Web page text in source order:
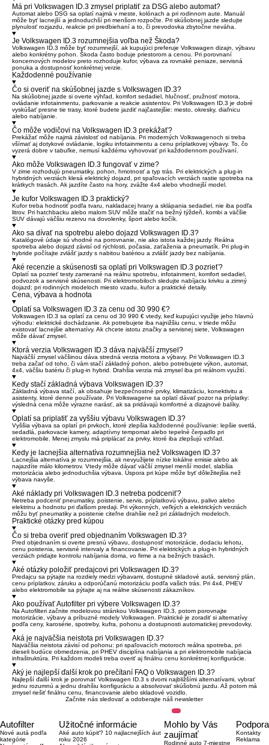
Má pri Volkswagen ID.3 zmysel priplatiť za DSG alebo automat?
Automat alebo DSG sa oplatí najmä v meste, kolónach a pri rodinnom aute. Manuál
môže byť lacnejší a jednoduchší pri menšom rozpočte. Pri skúšobnej jazde sledujte
plynulosť rozjazdu, reakcie pri predbiehaní a to, či prevodovka zbytočne neváha.
Je Volkswagen ID.3 rozumnejšia voľba než Škoda?
Volkswagen ID.3 môže byť rozumnejší, ak kupujúci preferuje Volkswagen dizajn, výbavu
alebo konkrétny pohon. Škoda často boduje priestorom a cenou. Pri porovnaní
koncernových modelov preto rozhoduje kufor, výbava za rovnaké peniaze, servisná
ponuka a dostupnosť konkrétnej verzie.
Každodenné používanie
Čo si overiť na skúšobnej jazde s Volkswagen ID.3?
Na skúšobnej jazde si overte výhľad, komfort sedadiel, hlučnosť, pružnosť motora,
ovládanie infotainmentu, parkovanie a reakcie asistentov. Pri Volkswagen ID.3 je dobré
vyskúšať presne tie trasy, ktoré budete jazdiť najčastejšie: mesto, okresky, diaľnicu
alebo nabíjanie.
Čo môže vodičovi na Volkswagen ID.3 prekážať?
Prekážať môže najmä závislosť od nabíjania. Pri moderných Volkswagenoch si treba
všímať aj dotykové ovládanie, logiku infotainmentu a cenu príplatkovej výbavy. To, čo
vyzerá dobre v tabuľke, nemusí každému vyhovovať pri každodennom používaní.
Ako môže Volkswagen ID.3 fungovať v zime?
V zime rozhodujú pneumatiky, pohon, hmotnosť a typ trás. Pri elektrických a plug-in
hybridných verziách klesá elektrický dojazd, pri spaľovacích verziách rastie spotreba na
krátkych trasách. Ak jazdíte často na hory, zvážte 4x4 alebo vhodnejší model.
Je kufor Volkswagen ID.3 praktický?
Kufor treba hodnotiť podľa tvaru, nakladacej hrany a sklápania sedadiel, nie iba podľa
litrov. Pri hatchbacku alebo malom SUV môže stačiť na bežný týždeň, kombi a väčšie
SUV dávajú väčšiu rezervu na dovolenky, šport alebo kočík.
Ako sa dívať na spotrebu alebo dojazd Volkswagen ID.3?
Katalógové údaje sú vhodné na porovnanie, nie ako istota každej jazdy. Reálna
spotreba alebo dojazd závisí od rýchlosti, počasia, zaťaženia a pneumatík. Pri plug-in
hybride počítajte zvlášť jazdy s nabitou batériou a zvlášť jazdy bez nabíjania.
Aké recenzie a skúsenosti sa oplatí pri Volkswagen ID.3 pozrieť?
Oplatí sa pozrieť testy zamerané na reálnu spotrebu, infotainment, komfort sedadiel,
podvozok a servisné skúsenosti. Pri elektromobiloch sledujte nabíjaciu krivku a zimný
dojazd; pri rodinných modeloch miesto vzadu, kufor a praktické detaily.
Cena, výbava a hodnota
Oplatí sa Volkswagen ID.3 za cenu od 30 990 €?
Volkswagen ID.3 sa oplatí za cenu od 30 990 € vtedy, keď kupujúci využije jeho hlavnú
výhodu: elektrické dochádzanie. Ak potrebujete iba najnižšiu cenu, v triede môžu
existovať lacnejšie alternatívy. Ak chcete istotu značky a servisnej siete, Volkswagen
môže dávať zmysel.
Ktorá verzia Volkswagen ID.3 dáva najväčší zmysel?
Najväčší zmysel väčšinou dáva stredná verzia motora a výbavy. Pri Volkswagen ID.3
treba začať od toho, či vám stačí základný pohon, alebo potrebujete výkon, automat,
4x4, väčšiu batériu či plug-in hybrid. Drahšia verzia má zmysel iba pri reálnom využití.
Kedy stačí základná výbava Volkswagen ID.3?
Základná výbava stačí, ak obsahuje bezpečnostné prvky, klimatizáciu, konektivitu a
asistenty, ktoré denne používate. Pri Volkswagene sa oplatí dávať pozor na príplatky:
výsledná cena môže výrazne narásť, ak sa pridávajú komfortné a dizajnové balíky.
Oplatí sa priplatiť za vyššiu výbavu Volkswagen ID.3?
Vyššia výbava sa oplatí pri prvkoch, ktoré zlepšia každodenné používanie: lepšie svetlá,
sedadlá, parkovacie kamery, adaptívny tempomat alebo tepelné čerpadlo pri
elektromobile. Menej zmyslu má priplácať za prvky, ktoré iba zlepšujú vzhľad.
Kedy je lacnejšia alternatíva rozumnejšia než Volkswagen ID.3?
Lacnejšia alternatíva je rozumnejšia, ak nevyužijete nízke lokálne emisie alebo ak
najazdíte málo kilometrov. Vtedy môže dávať väčší zmysel menší model, slabšia
motorizácia alebo jednoduchšia výbava. Úspora pri kúpe môže byť dôležitejšia než
výbava navyše.
Aké náklady pri Volkswagen ID.3 netreba podceniť?
Netreba podceniť pneumatiky, poistenie, servis, príplatkovú výbavu, palivo alebo
elektrinu a hodnotu pri ďalšom predaji. Pri výkonných, veľkých a elektrických verziách
môžu byť pneumatiky a poistenie citeľne drahšie než pri základných modeloch.
Praktické otázky pred kúpou
Čo si treba overiť pred objednaním Volkswagen ID.3?
Pred objednaním si overte presnú výbavu, dostupnosť motorizácie, dodaciu lehotu,
cenu poistenia, servisné intervaly a financovanie. Pri elektrických a plug-in hybridných
verziách pridajte kontrolu nabíjania doma, vo firme a na bežných trasách.
Aké otázky položiť predajcovi pri Volkswagen ID.3?
Predajcu sa pýtajte na rozdiely medzi výbavami, dostupné skladové autá, servisný plán,
cenu príplatkov, záruku a odporúčanú motorizáciu podľa vašich trás. Pri 4x4, PHEV
alebo elektromobile sa pýtajte aj na reálne skúsenosti zákazníkov.
Ako používať Autofilter pri výbere Volkswagen ID.3?
Na Autofilteri začnite modelovou stránkou Volkswagen ID.3, potom porovnajte
motorizácie, výbavy a príbuzné modely Volkswagen. Praktické je zoradiť si alternatívy
podľa ceny, karosérie, spotreby, kufra, pohonu a dostupnosti automatickej prevodovky.
Aká je najväčšia neistota pri Volkswagen ID.3?
Najväčšia neistota závisí od pohonu: pri spaľovacích motoroch reálna spotreba, pri
dieseli budúce obmedzenia, pri PHEV disciplína nabíjania a pri elektromobile nabíjacia
infraštruktúra. Pri každom modeli treba overiť aj finálnu cenu konkrétnej konfigurácie.
Aký je najlepší ďalší krok po prečítaní FAQ o Volkswagen ID.3?
Najlepší ďalší krok je porovnať Volkswagen ID.3 s dvomi najbližšími alternatívami, vybrať
jednu rozumnú a jednu drahšiu konfiguráciu a absolvovať skúšobnú jazdu. Až potom má
zmysel riešiť finálnu cenu, financovanie alebo skladové vozidlo.
Začnite nás sledovať a odoberajte náš newsletter
Autofilter
Nové autá podľa
kategórie
Užitočné informácie
Aké auto kúpiť? 10 najlacnejších áut
roku 2026
Mohlo by Vás
zaujímať
Rodinné auto 7-miestne
Podpora
Kontakty
Reklama